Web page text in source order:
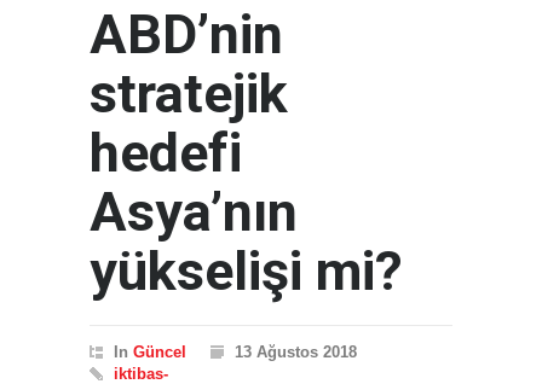
ABD’nin
stratejik
hedefi
Asya’nın
yükselişi mi?
In Güncel
13 Ağustos 2018
iktibas-